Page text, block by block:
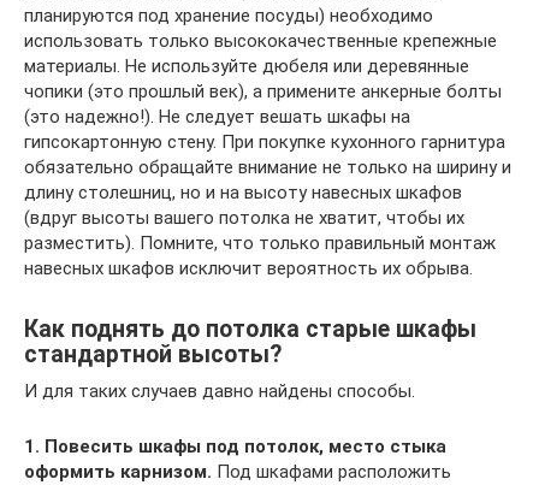
планируются под хранение посуды) необходимо
использовать только высококачественные крепежные
материалы. Не используйте дюбеля или деревянные
чопики (это прошлый век), а примените анкерные болты
(это надежно!). Не следует вешать шкафы на
гипсокартонную стену. При покупке кухонного гарнитура
обязательно обращайте внимание не только на ширину и
длину столешниц, но и на высоту навесных шкафов
(вдруг высоты вашего потолка не хватит, чтобы их
разместить). Помните, что только правильный монтаж
навесных шкафов исключит вероятность их обрыва.
Как поднять до потолка старые шкафы
стандартной высоты?
И для таких случаев давно найдены способы.
1. Повесить шкафы под потолок, место стыка
оформить карнизом. Под шкафами расположить